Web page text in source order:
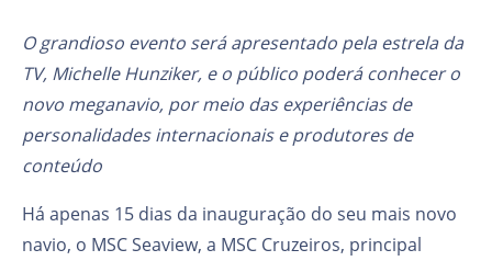
O grandioso evento será apresentado pela estrela da
TV, Michelle Hunziker, e o público poderá conhecer o
novo meganavio, por meio das experiências de
personalidades internacionais e produtores de
conteúdo
Há apenas 15 dias da inauguração do seu mais novo
navio, o MSC Seaview, a MSC Cruzeiros, principal